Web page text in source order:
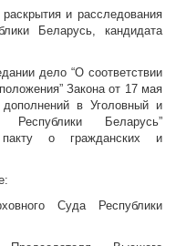
и расследования
Беларусь, кандидата
дело “О соответствии
Закона от 17 мая
в Уголовный и
Республики Беларусь”
о гражданских и
Суда Республики